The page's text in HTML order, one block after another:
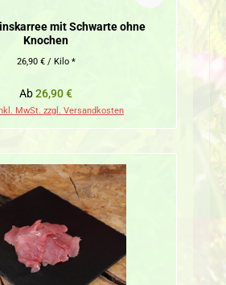
mit Schwarte ohne
Knochen
26,90 € / Kilo *
Regulärer Preis:
Ab26,90 €
MwSt. zzgl. Versandkosten